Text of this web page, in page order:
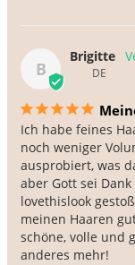
B
Brigitte
DE
Ich habe feines
noch weniger
ausprobiert, was
aber Gott sei
lovethislook
meinen Haaren
schöne, volle und
anderes mehr!